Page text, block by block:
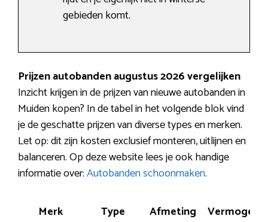
gebieden komt.
Prijzen autobanden augustus 2026 vergelijken
Inzicht krijgen in de prijzen van nieuwe autobanden in
Muiden kopen? In de tabel in het volgende blok vind
je de geschatte prijzen van diverse types en merken.
Let op: dit zijn kosten exclusief monteren, uitlijnen en
balanceren. Op deze website lees je ook handige
informatie over:Autobanden schoonmaken.
Merk Type Afmeting Vermogen